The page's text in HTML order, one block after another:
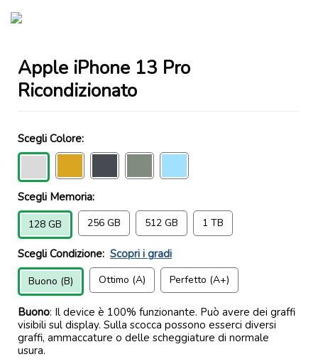
Apple iPhone 13 Pro
Ricondizionato
Scegli Colore:
Scegli Memoria:
128 GB 256 GB 512 GB 1 TB
Scegli Condizione: Scopri i gradi
Buono (B) Ottimo (A) Perfetto (A+)
Buono: Il device è 100% funzionante. Può avere dei graffi
visibili sul display. Sulla scocca possono esserci diversi
graffi, ammaccature o delle scheggiature di normale
usura.